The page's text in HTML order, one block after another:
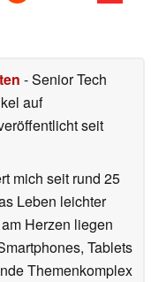
- Senior Tech
auf
seit
mich seit rund 25
Leben leichter
Herzen liegen
Tablets
Themenkomplex